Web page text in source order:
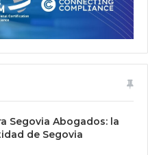
Segovia Abogados: la
de Segovia